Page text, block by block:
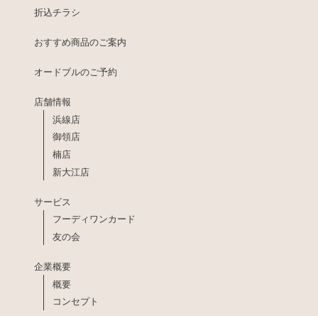
折込チラシ
おすすめ商品のご案内
オードブルのご予約
店舗情報
浜線店
御領店
楠店
新大江店
サービス
フーディワンカード
友の会
企業概要
概要
コンセプト